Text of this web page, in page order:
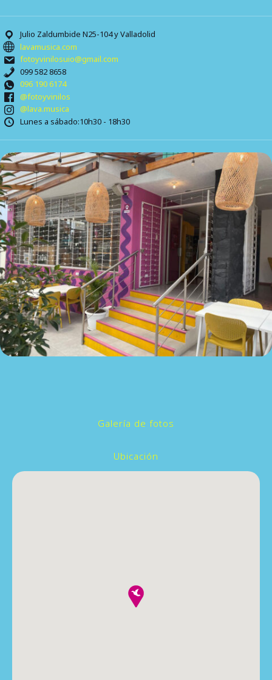
Julio Zaldumbide N25-104 y Valladolid
lavamusica.com
fotoyvinilosuio@gmail.com
099 582 8658
096 190 6174
@fotoyvinilos
@lava.musica
Lunes a sábado:10h30 - 18h30
Galería de fotos
Ubicación